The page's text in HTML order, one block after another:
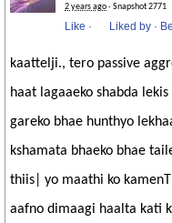
2 years ago· Snapshot 2771
Like · Liked by ·
kaattelji., tero passive
haat lagaaeko shabda
gareko bhae hunthyo
kshamata bhaeko bhae
thiis| yo maathi ko
aafno dimaagi haalta kati